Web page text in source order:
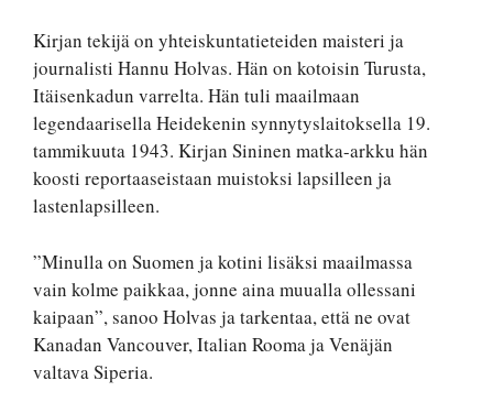
Kirjan tekijä on yhteiskuntatieteiden maisteri ja
journalisti Hannu Holvas. Hän on kotoisin Turusta,
Itäisenkadun varrelta. Hän tuli maailmaan
legendaarisella Heidekenin synnytyslaitoksella 19.
tammikuuta 1943. Kirjan Sininen matka-arkku hän
koosti reportaaseistaan muistoksi lapsilleen ja
lastenlapsilleen.
”Minulla on Suomen ja kotini lisäksi maailmassa
vain kolme paikkaa, jonne aina muualla ollessani
kaipaan”, sanoo Holvas ja tarkentaa, että ne ovat
Kanadan Vancouver, Italian Rooma ja Venäjän
valtava Siperia.